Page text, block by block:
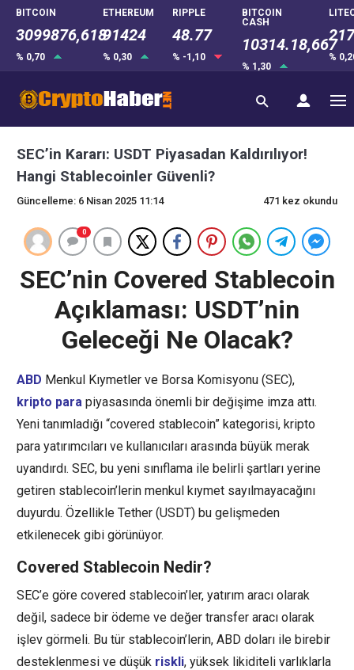
BITCOIN
3099876,618
% 0,70
ETHEREUM
91424
% 0,30
RIPPLE
48.77
% -1,10
BITCOIN
CASH
10314.18,667
% 1,30
%
SEC’in Kararı: USDT Piyasadan Kaldırılıyor!
Hangi Stablecoinler Güvenli?
Güncelleme: 6 Nisan 2025 11:14 471 kez okundu
0
SEC’nin Covered Stablecoin
Açıklaması: USDT’nin
Geleceği Ne Olacak?
ABD Menkul Kıymetler ve Borsa Komisyonu (SEC),
kripto para piyasasında önemli bir değişime imza attı.
Yeni tanımladığı “covered stablecoin” kategorisi, kripto
para yatırımcıları ve kullanıcıları arasında büyük merak
uyandırdı. SEC, bu yeni sınıflama ile belirli şartları yerine
getiren stablecoin’lerin menkul kıymet sayılmayacağını
duyurdu. Özellikle Tether (USDT) bu gelişmeden
etkilenecek gibi görünüyor.
Covered Stablecoin Nedir?
SEC’e göre covered stablecoin’ler, yatırım aracı olarak
değil, sadece bir ödeme ve değer transfer aracı olarak
işlev görmeli. Bu tür stablecoin’lerin, ABD doları ile birebir
desteklenmesi ve düşük riskli, yüksek likiditeli varlıklarla